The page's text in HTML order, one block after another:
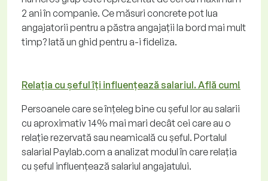
2 ani în companie. Ce măsuri concrete pot lua
angajatorii pentru a păstra angajații la bord mai mult
timp? Iată un ghid pentru a-i fideliza.
Relația cu șeful îți influențează salariul. Află cum!
Persoanele care se înțeleg bine cu șeful lor au salarii
cu aproximativ 14% mai mari decât cei care au o
relație rezervată sau neamicală cu șeful. Portalul
salarial Paylab.com a analizat modul în care relația
cu șeful influențează salariul angajatului.